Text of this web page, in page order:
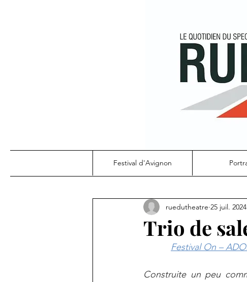
Festival d'Avignon
Trio de
ruedutheatre 25 juil. 2024
Festival On –
Construite un peu